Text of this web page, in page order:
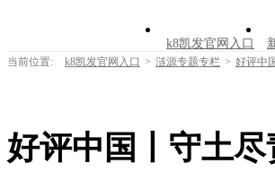
k8凯发官网入口
当前位置: k8凯发官网入口 > 涟源专题专栏 > 好评中
好评中国丨守土